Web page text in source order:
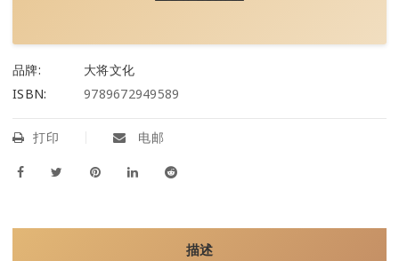
品牌:
大将文化
ISBN:
9789672949589
打印 电邮
描述